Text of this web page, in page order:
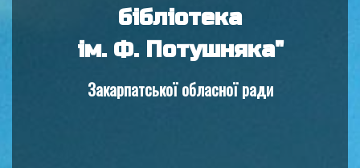
бібліотека
ім. Ф. Потушняка"
Закарпатської обласної ради